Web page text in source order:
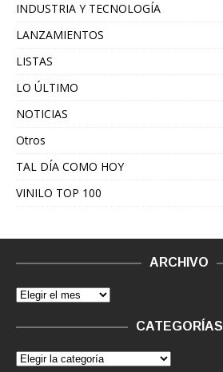
INDUSTRIA Y TECNOLOGÍA
LANZAMIENTOS
LISTAS
LO ÚLTIMO
NOTICIAS
Otros
TAL DÍA COMO HOY
VINILO TOP 100
ARCHIVO
CATEGORÍAS